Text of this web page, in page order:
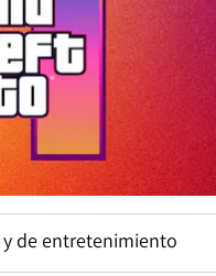
de entretenimiento